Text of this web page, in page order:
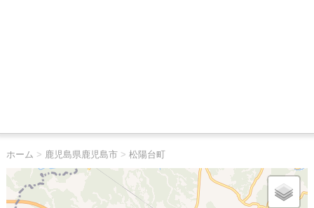
ホーム > 鹿児島県鹿児島市> 松陽台町